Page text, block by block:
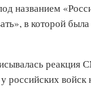
названием
в которой
российских